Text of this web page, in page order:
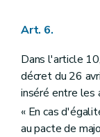
Art. 6.
Dans l'article
décret du 26
inséré entre les
« En cas
au pacte de